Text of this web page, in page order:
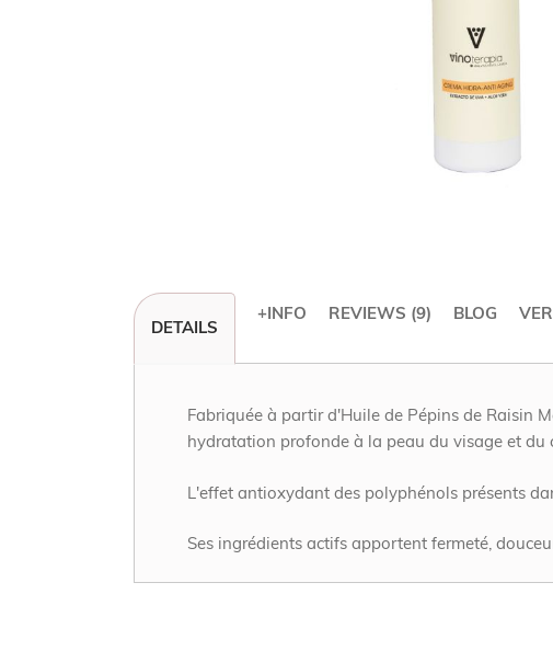
Skip
the
DETAILS
Fabriquée à partir d'Huile de Pépins de Raisin
hydratation profonde à la peau du visage et du
L'effet antioxydant des polyphénols présents
Ses ingrédients actifs apportent fermeté,
+INFO REVIEWS 9 BLOG